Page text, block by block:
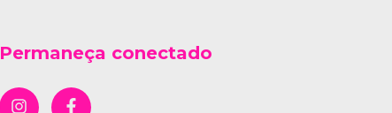
Permaneça conectado